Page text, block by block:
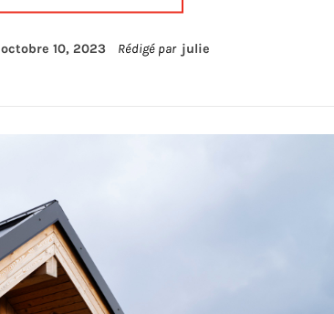
octobre 10, 2023 Rédigé par julie